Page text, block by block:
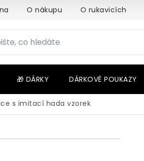
O nákupu O rukavicích
🎁 DÁRKY DÁRKOVÉ POUKAZY
s imitací hada vzorek